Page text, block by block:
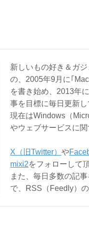
新しいもの好き＆ガ
の、2005年9月に｢
を書き始め、2013年
事を目標に毎日更新し
現在はWindows（
やウェブサービスに関
X（旧Twitter） や
mixi2をフォローして
また、毎日多数の記
で、RSS（Feedly）